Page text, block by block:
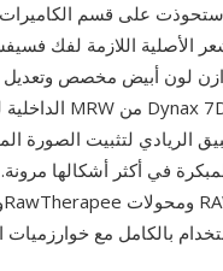
لون أبيض مخصص وتعديل
الريادي لتثبيت الصورة